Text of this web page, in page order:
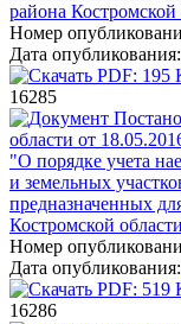
района Костромской
Номер
Дата опубликования:
PDF: 195
16285
области от
"О порядке учета
и земельных
предназначенных
Костромской
Номер
Дата опубликования:
PDF: 519
16286